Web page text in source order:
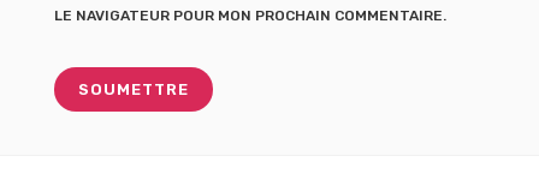
LE NAVIGATEUR POUR MON PROCHAIN COMMENTAIRE.